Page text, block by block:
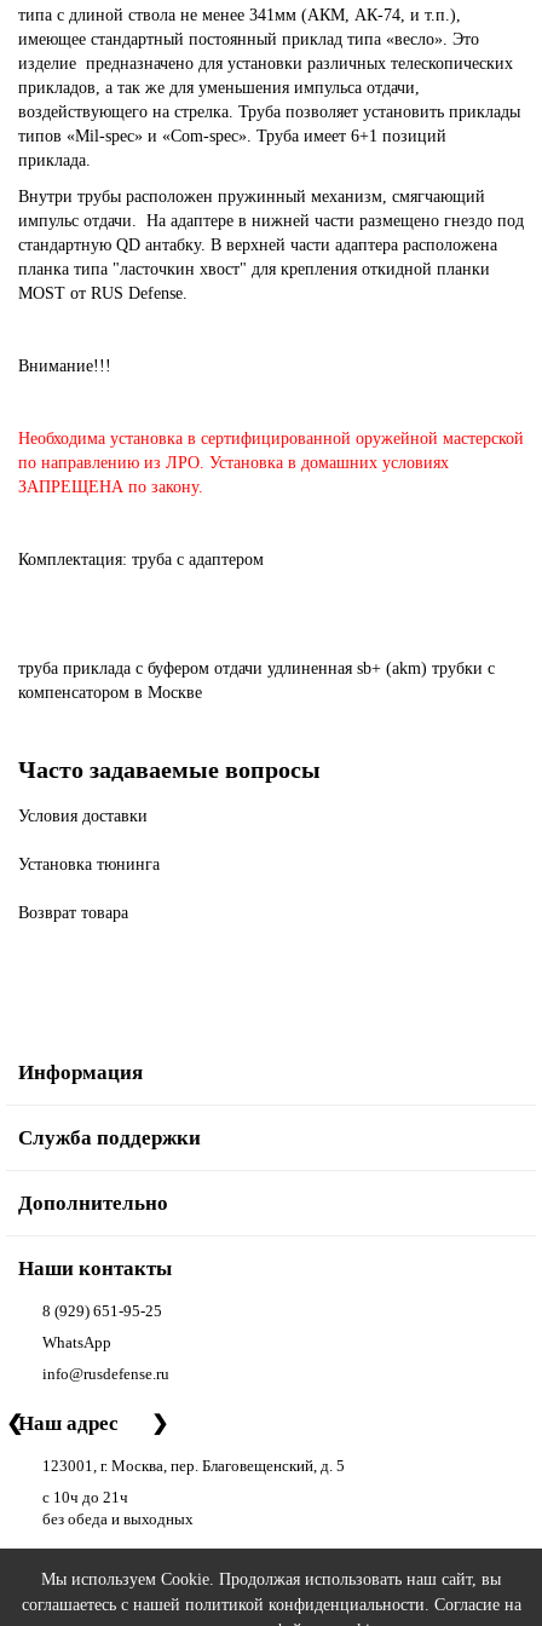
типа с длиной ствола не менее 341мм (АКМ, АК-74, и т.п.),
имеющее стандартный постоянный приклад типа «весло». Это
изделие предназначено для установки различных телескопических
прикладов, а так же для уменьшения импульса отдачи,
воздействующего на стрелка. Труба позволяет установить приклады
типов «Mil-spec» и «Com-spec». Труба имеет 6+1 позиций
приклада.
Внутри трубы расположен пружинный механизм, смягчающий
импульс отдачи. На адаптере в нижней части размещено гнездо под
стандартную QD антабку. В верхней части адаптера расположена
планка типа "ласточкин хвост" для крепления откидной планки
MOST от RUS Defense.
Внимание!!!
Необходима установка в сертифицированной оружейной мастерской
по направлению из ЛРО. Установка в домашних условиях
ЗАПРЕЩЕНА по закону.
Комплектация: труба с адаптером
труба приклада с буфером отдачи удлиненная sb+ (akm) трубки с
компенсатором в Москве
Часто задаваемые вопросы
Условия доставки
Установка тюнинга
Возврат товара
Информация
Служба поддержки
Дополнительно
Наши контакты
8 (929) 651-95-25
WhatsApp
info@rusdefense.ru
❮Наш адрес ❯
123001, г. Москва, пер. Благовещенский, д. 5
с 10ч до 21ч
без обеда и выходных
РУС ДЕФЕНС | RUS DEFENSE ©2026 - аксессуары для оружия
Мы используем Cookie. Продолжая использовать наш сайт, вы
соглашаетесь с нашей политикой конфиденциальности. Согласие на